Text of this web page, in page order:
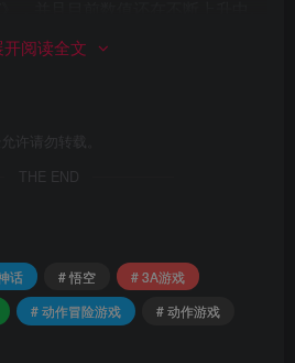
被强烈期待固然是好事，这会带来
都是好事了。
开阅读全文
许请勿转载。
THE END
话 # 悟空
# 3A游戏
# 动作冒险游戏
# 动作游戏